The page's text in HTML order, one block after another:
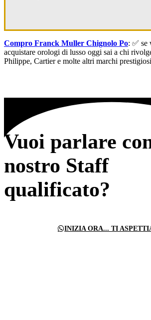
Compro Franck Muller Chignolo Po: ✅ se
acquistare orologi di lusso oggi sai a chi
Philippe, Cartier e molte altri marchi
Vuoi parlare
nostro Staff
qualificato?
INIZIA ORA... TI